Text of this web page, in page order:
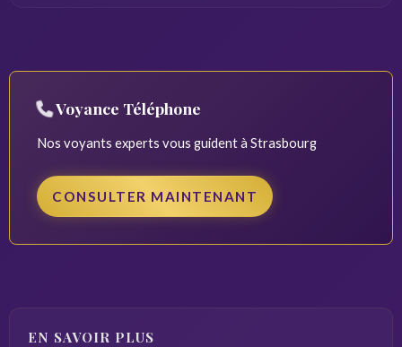
Voyance Téléphone
Nos voyants experts vous guident à Strasbourg
CONSULTER MAINTENANT
EN SAVOIR PLUS